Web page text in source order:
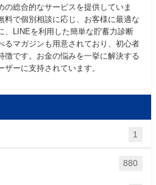
の総合的なサービスを提供していま
料で個別相談に応じ、お客様に最適な
、LINEを利用した簡単な貯蓄力診断
るマガジンも用意されており、初心者
徴です。お金の悩みを一挙に解決する
ーに支持されています。
1
880